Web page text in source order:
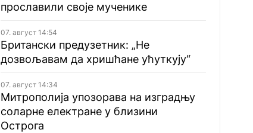
прославили своје мученике
07. август 14:54
Британски предузетник: „Не
дозвољавам да хришћане ућуткују“
07. август 14:34
Митрополија упозорава на изградњу
соларне електране у близини
Острога